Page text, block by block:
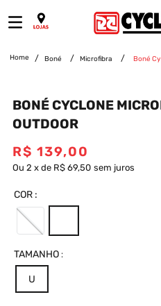
Boné Microfibra Boné
BONÉ CYCLONE
OUTDOOR
R$ 139,00
Ou 2 x de R$ 69,50 sem juros
COR
TAMANHO
U